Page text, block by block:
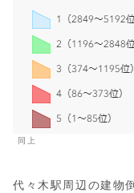
同上
代々木駅周辺の建物